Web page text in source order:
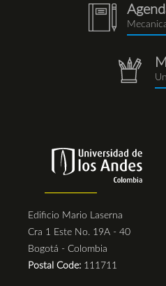
notebook
(1).png
Edificio Mario Laserna
Cra 1 Este No. 19A - 40
Bogotá - Colombia
Postal Code: 111711